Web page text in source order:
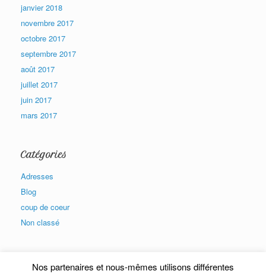
janvier 2018
novembre 2017
octobre 2017
septembre 2017
août 2017
juillet 2017
juin 2017
mars 2017
Catégories
Adresses
Blog
coup de coeur
Non classé
Nos partenaires et nous-mêmes utilisons différentes